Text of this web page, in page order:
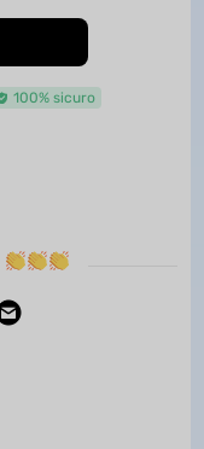
100% sicuro